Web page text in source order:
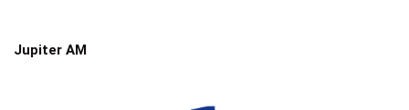
Jupiter AM